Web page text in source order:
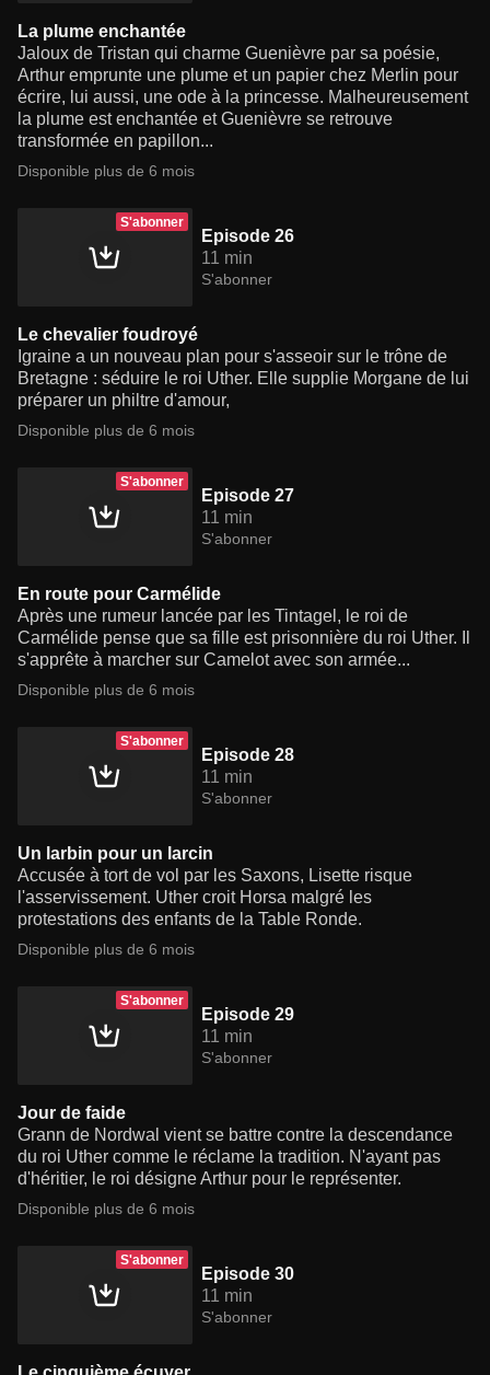
La plume enchantée
Jaloux de Tristan qui charme Guenièvre par sa poésie,
Arthur emprunte une plume et un papier chez Merlin pour
écrire, lui aussi, une ode à la princesse. Malheureusement
la plume est enchantée et Guenièvre se retrouve
transformée en papillon...
Disponible plus de 6 mois
S'abonner
Episode 26
11 min
S'abonner
Le chevalier foudroyé
Igraine a un nouveau plan pour s'asseoir sur le trône de
Bretagne : séduire le roi Uther. Elle supplie Morgane de lui
préparer un philtre d'amour,
Disponible plus de 6 mois
S'abonner
Episode 27
11 min
S'abonner
En route pour Carmélide
Après une rumeur lancée par les Tintagel, le roi de
Carmélide pense que sa fille est prisonnière du roi Uther. Il
s'apprête à marcher sur Camelot avec son armée...
Disponible plus de 6 mois
S'abonner
Episode 28
11 min
S'abonner
Un larbin pour un larcin
Accusée à tort de vol par les Saxons, Lisette risque
l'asservissement. Uther croit Horsa malgré les
protestations des enfants de la Table Ronde.
Disponible plus de 6 mois
S'abonner
Episode 29
11 min
S'abonner
Jour de faide
Grann de Nordwal vient se battre contre la descendance
du roi Uther comme le réclame la tradition. N'ayant pas
d'héritier, le roi désigne Arthur pour le représenter.
Disponible plus de 6 mois
S'abonner
Episode 30
11 min
S'abonner